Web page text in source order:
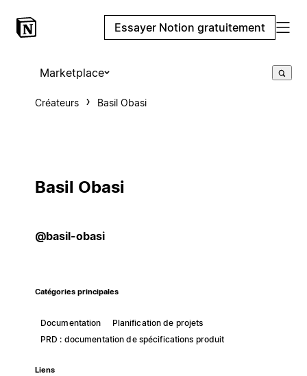
Essayer Notion gratuitement
Marketplace
Créateurs Basil Obasi
Basil Obasi
@basil-obasi
Catégories principales
Documentation
Planification de projets
PRD : documentation de spécifications produit
Liens